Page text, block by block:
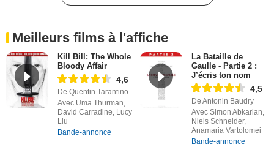
Meilleurs films à l'affiche
Kill Bill: The Whole
Bloody Affair
4,6
De Quentin Tarantino
Avec Uma Thurman,
David Carradine, Lucy
Liu
Bande-annonce
La Bataille de
Gaulle - Partie 2 :
J’écris ton nom
4,5
De Antonin Baudry
Avec Simon Abkarian,
Niels Schneider,
Anamaria Vartolomei
Bande-annonce